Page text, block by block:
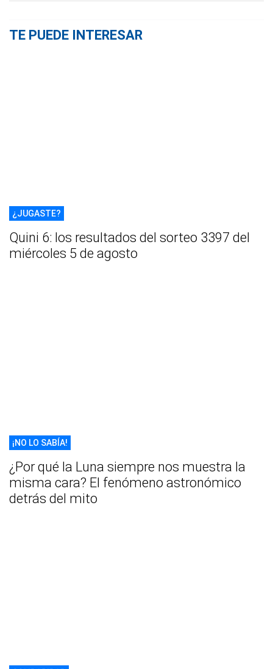
TE PUEDE INTERESAR
¿JUGASTE?
Quini 6: los resultados del sorteo 3397 del
miércoles 5 de agosto
¡NO LO SABÍA!
¿Por qué la Luna siempre nos muestra la
misma cara? El fenómeno astronómico
detrás del mito